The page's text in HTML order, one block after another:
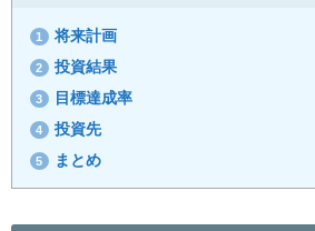
1 将来計画
2 投資結果
3 目標達成率
4 投資先
5 まとめ